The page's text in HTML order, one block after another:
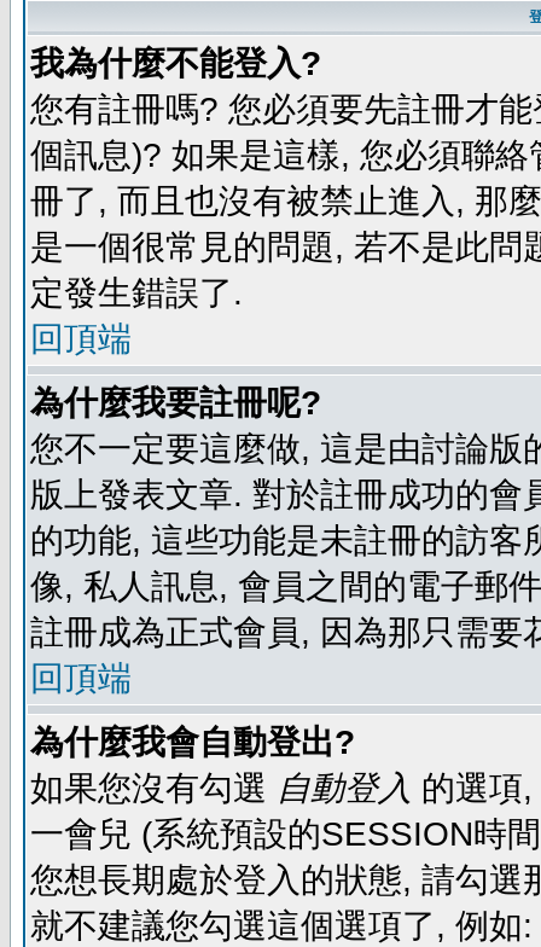
我為什麼不能登入?
您有註冊嗎? 您必須要先註冊才
個訊息)? 如果是這樣, 您必須聯
冊了, 而且也沒有被禁止進入, 那
是一個很常見的問題, 若不是此
定發生錯誤了.
回頂端
為什麼我要註冊呢?
您不一定要這麼做, 這是由討論
版上發表文章. 對於註冊成功的
的功能, 這些功能是未註冊的訪
像, 私人訊息, 會員之間的電子郵
註冊成為正式會員, 因為那只需要
回頂端
為什麼我會自動登出?
如果您沒有勾選 自動登入 的選項
一會兒 (系統預設的SESSION時
您想長期處於登入的狀態, 請勾
就不建議您勾選這個選項了, 例